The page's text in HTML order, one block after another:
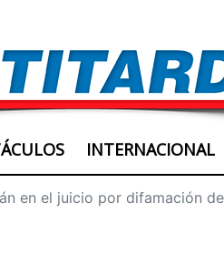
INTERNACIONAL
en el juicio por difamación